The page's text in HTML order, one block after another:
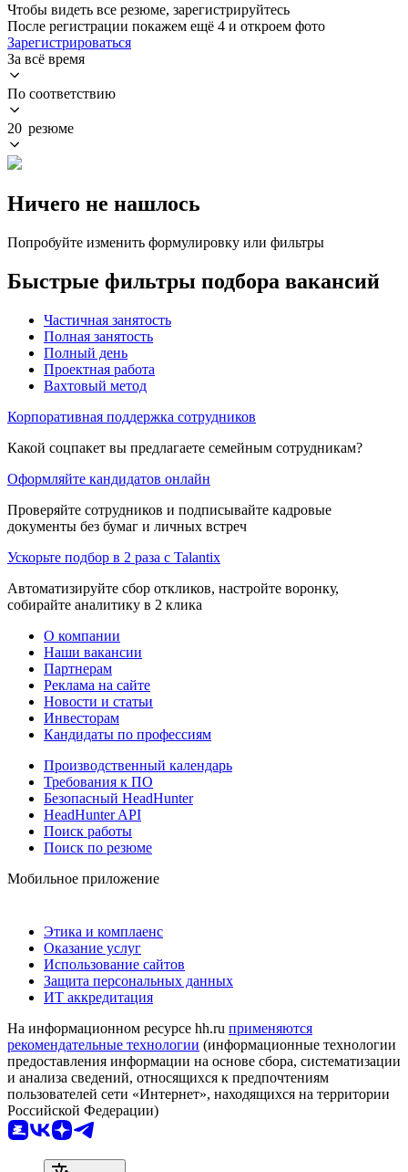
Чтобы видеть все резюме, зарегистрируйтесь
После регистрации покажем ещё 4 и откроем фото
Зарегистрироваться
За всё время
По соответствию
20 резюме
Ничего не нашлось
Попробуйте изменить формулировку или фильтры
Быстрые фильтры подбора вакансий
Частичная занятость
Полная занятость
Полный день
Проектная работа
Вахтовый метод
Корпоративная поддержка сотрудников
Какой соцпакет вы предлагаете семейным сотрудникам?
Оформляйте кандидатов онлайн
Проверяйте сотрудников и подписывайте кадровые
документы без бумаг и личных встреч
Ускорьте подбор в 2 раза с Talantix
Автоматизируйте сбор откликов, настройте воронку,
собирайте аналитику в 2 клика
О компании
Наши вакансии
Партнерам
Реклама на сайте
Новости и статьи
Инвесторам
Кандидаты по профессиям
Производственный календарь
Требования к ПО
Безопасный HeadHunter
HeadHunter API
Поиск работы
Поиск по резюме
Мобильное приложение
Этика и комплаенс
Оказание услуг
Использование сайтов
Защита персональных данных
ИТ аккредитация
На информационном ресурсе hh.ru применяются
рекомендательные технологии (информационные технологии
предоставления информации на основе сбора, систематизации
и анализа сведений, относящихся к предпочтениям
пользователей сети «Интернет», находящихся на территории
Российской Федерации)